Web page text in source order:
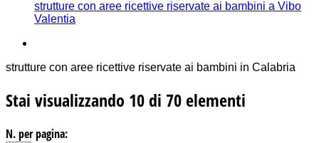
strutture con aree ricettive riservate ai bambini a Vibo
Valentia
strutture con aree ricettive riservate ai bambini in Calabria
Stai visualizzando 10 di 70 elementi
N. per pagina: